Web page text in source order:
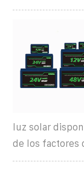
luz solar
de los factores